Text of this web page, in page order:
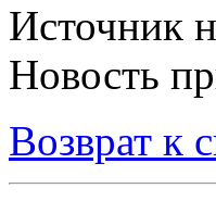
Источник
Новость
Возврат к